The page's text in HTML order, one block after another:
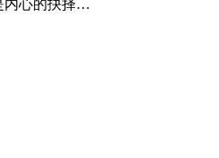
内心的抉择…